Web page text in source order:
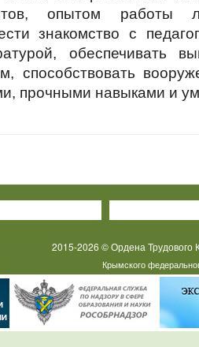
опытом работы
знакомство с
обеспечивать
способствовать
прочными навыками и
2015-2026 © Ордена
Крымского